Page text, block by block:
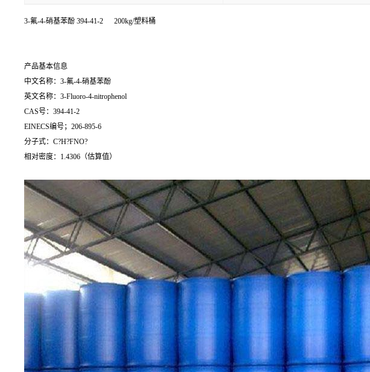
3-氟-4-硝基苯酚 394-41-2 200kg/塑料桶
产品基本信息
中文名称：3-氟-4-硝基苯酚
英文名称：3-Fluoro-4-nitrophenol
CAS号：394-41-2
EINECS编号；206-895-6
分子式：C?H?FNO?
相对密度：1.4306（估算值）